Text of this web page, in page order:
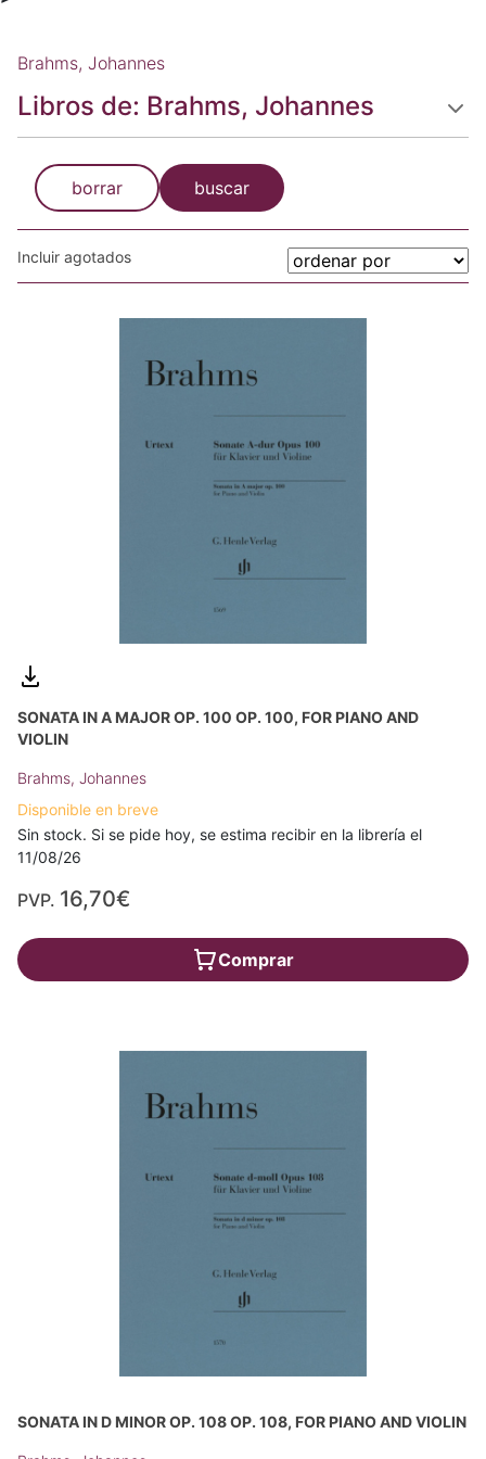
Brahms, Johannes
Libros de: Brahms, Johannes
borrar buscar
Incluir agotados
SONATA IN A MAJOR OP. 100 OP. 100, FOR PIANO AND
VIOLIN
Brahms, Johannes
Disponible en breve
Sin stock. Si se pide hoy, se estima recibir en la librería el
11/08/26
PVP. 16,70€
Comprar
SONATA IN D MINOR OP. 108 OP. 108, FOR PIANO AND VIOLIN